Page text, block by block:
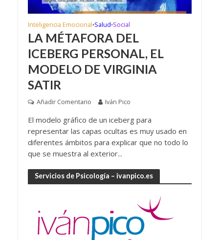
Inteligencia Emocional•Salud•Social
LA MÉTAFORA DEL
ICEBERG PERSONAL, EL
MODELO DE VIRGINIA
SATIR
Añadir Comentario Iván Pico
El modelo gráfico de un iceberg para
representar las capas ocultas es muy usado en
diferentes ámbitos para explicar que no todo lo
que se muestra al exterior...
Servicios de Psicología – ivanpico.es